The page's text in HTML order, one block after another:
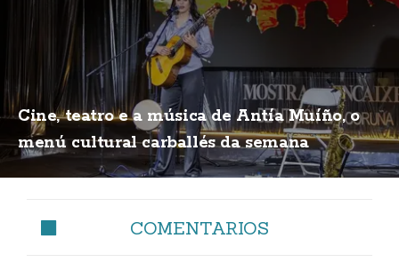
Cine, teatro e a música de Antía Muíño, o
menú cultural carballés da semana
COMENTARIOS